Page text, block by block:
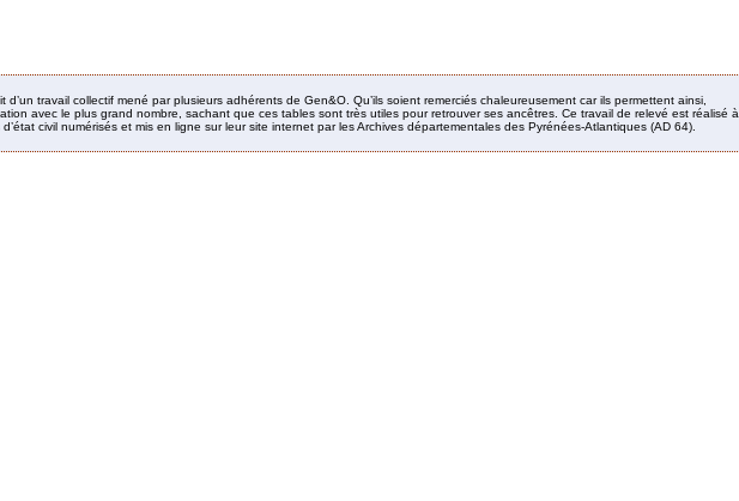
d’un travail collectif mené par plusieurs adhérents de Gen&O. Qu’ils soient remerciés chaleureusement car ils permettent ainsi,
avec le plus grand nombre, sachant que ces tables sont très utiles pour retrouver ses ancêtres. Ce travail de relevé est réalisé à
civil numérisés et mis en ligne sur leur site internet par les Archives départementales des Pyrénées-Atlantiques (AD 64).